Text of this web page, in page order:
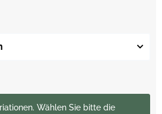
Wählen Sie bitte die